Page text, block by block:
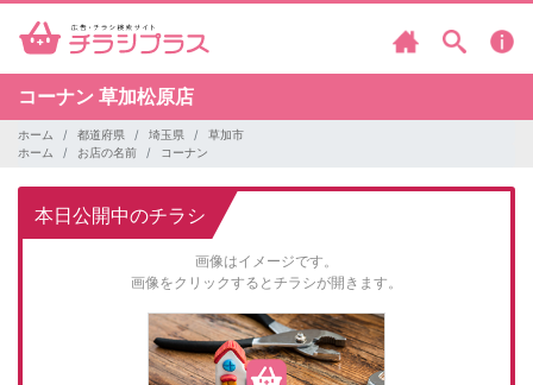
コーナン 草加松原店
ホーム 都道府県 埼玉県
草加市
ホーム
お店の名前 コーナン
本日公開中のチラシ
画像はイメージです。
画像をクリックするとチラシが開きます。